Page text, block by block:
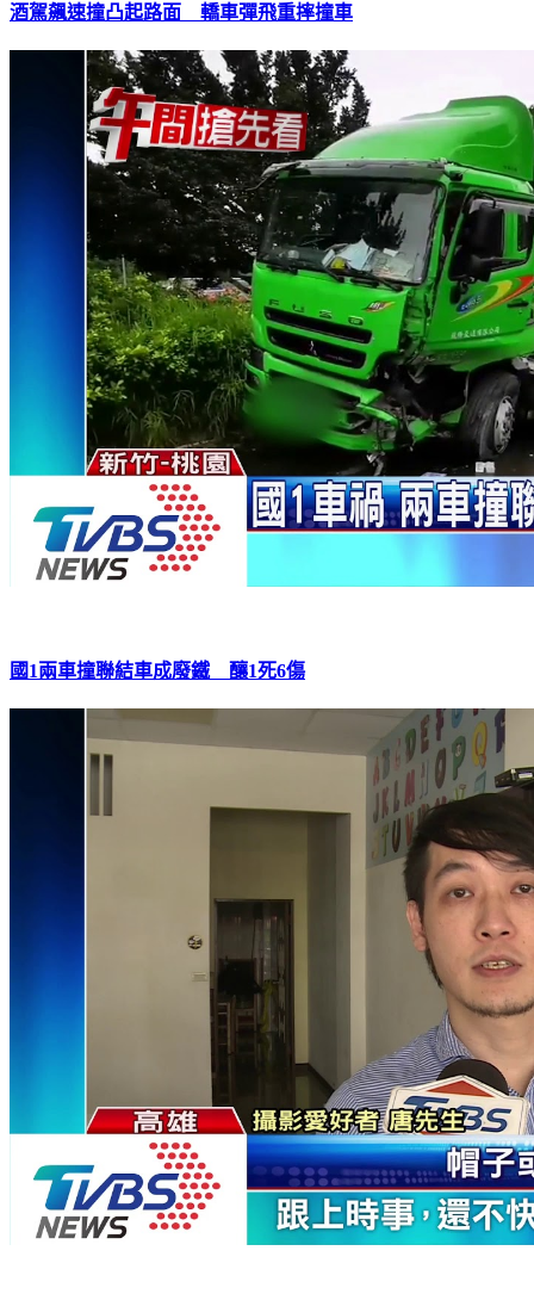
酒駕飆速撞凸起路面 轎車彈飛重摔撞車
國1兩車撞聯結車成廢鐵 釀1死6傷